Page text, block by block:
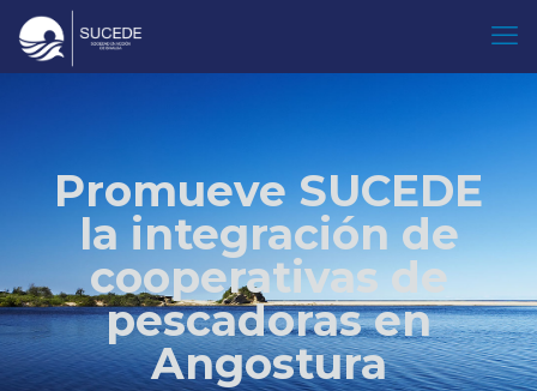
Promueve SUCEDE
la integración de
cooperativas de
pescadoras en
Angostura